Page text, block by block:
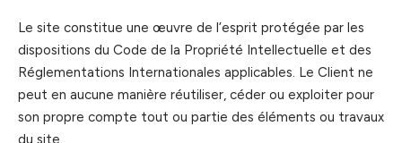
Le site constitue une œuvre de l’esprit protégée par les
dispositions du Code de la Propriété Intellectuelle et des
Réglementations Internationales applicables. Le Client ne
peut en aucune manière réutiliser, céder ou exploiter pour
son propre compte tout ou partie des éléments ou travaux
du site.